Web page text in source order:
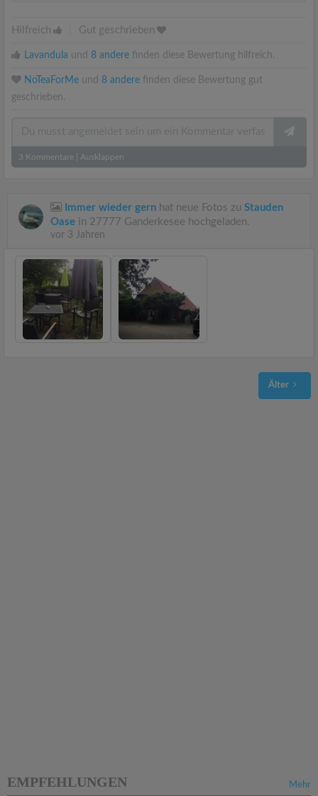
Hilfreich Gut geschrieben
Lavandula und 8 andere finden diese Bewertung hilfreich.
NoTeaForMe und 8 andere finden diese Bewertung gut
geschrieben.
3 Kommentare Ausklappen
Immer wieder gern hat neue Fotos zu Stauden
Oase in 27777 Ganderkesee hochgeladen.
vor 3 Jahren
Älter
Mehr
EMPFEHLUNGEN